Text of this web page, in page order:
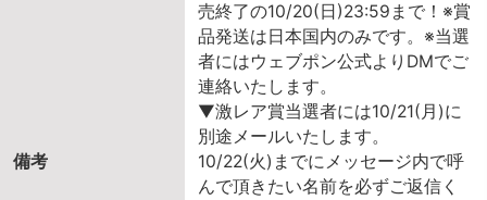
備考
売終了の10/20(日)23:59まで！※賞
品発送は日本国内のみです。※当選
者にはウェブポン公式よりDMでご
連絡いたします。
▼激レア賞当選者には10/21(月)に
別途メールいたします。
10/22(火)までにメッセージ内で呼
んで頂きたい名前を必ずご返信く